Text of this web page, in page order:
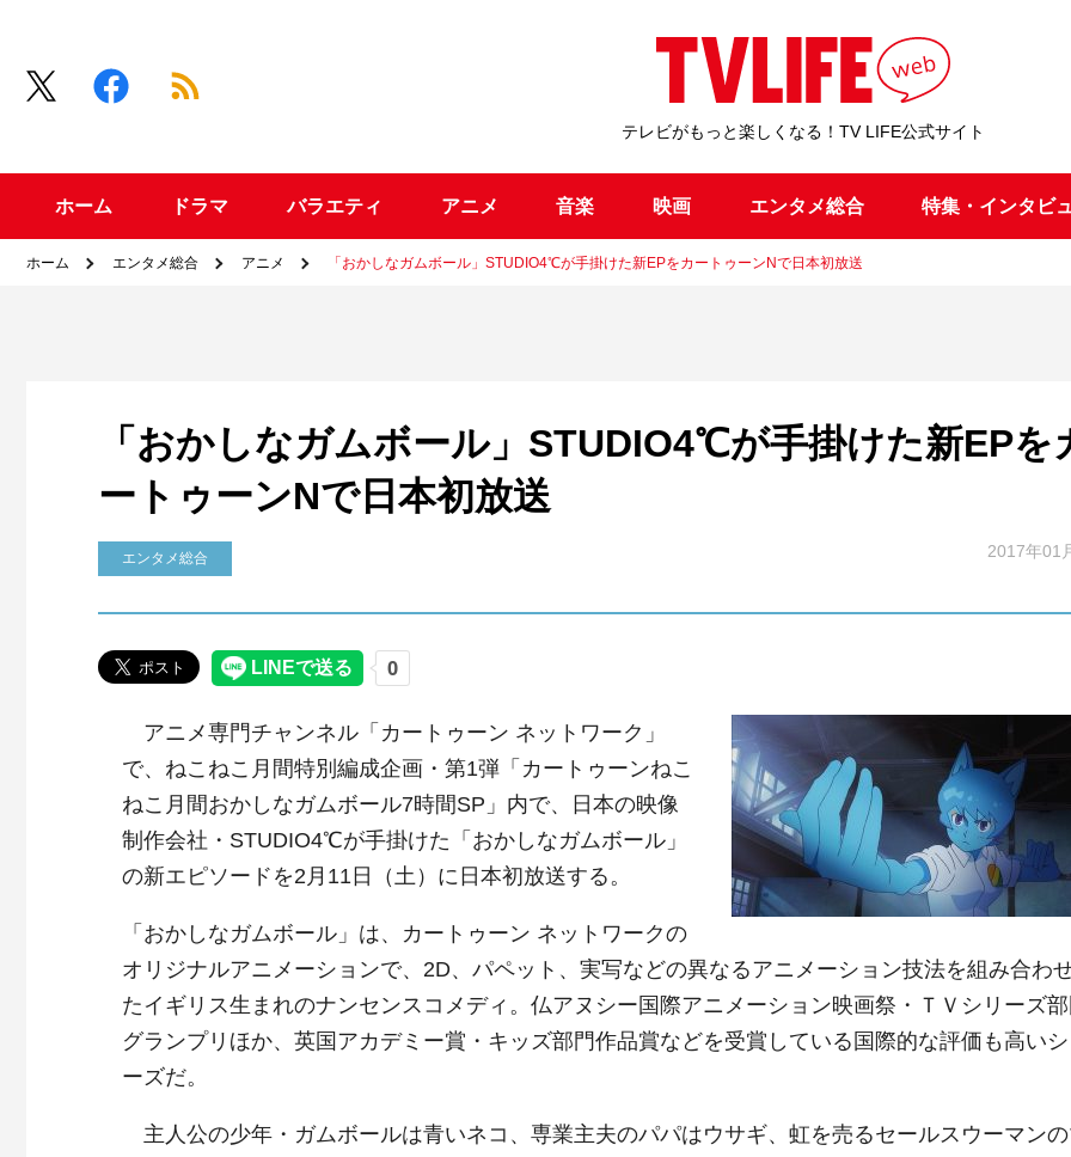
テレビがもっと楽しくなる！TV LIFE公式サイト
ホーム ドラマ バラエティ アニメ 音楽 映画 エンタメ総合 特集・インタビ
ホーム エンタメ総合 アニメ 「おかしなガムボール」STUDIO4℃が手掛けた新EPをカートゥーンNで日本初放送
「おかしなガムボール」STUDIO4℃が手掛けた新EPを
ートゥーンNで日本初放送
エンタメ総合 2017年01
アニメ専門チャンネル「カートゥーン ネットワーク」
で、ねこねこ月間特別編成企画・第1弾「カートゥーンねこ
ねこ月間おかしなガムボール7時間SP」内で、日本の映像
制作会社・STUDIO4℃が手掛けた「おかしなガムボール」
の新エピソードを2月11日（土）に日本初放送する。
「おかしなガムボール」は、カートゥーン ネットワークの
オリジナルアニメーションで、2D、パペット、実写などの異なるアニメーション技法を組み合わ
たイギリス生まれのナンセンスコメディ。仏アヌシー国際アニメーション映画祭・ＴＶシリーズ
グランプリほか、英国アカデミー賞・キッズ部門作品賞などを受賞している国際的な評価も高い
ーズだ。
主人公の少年・ガムボールは青いネコ、専業主夫のパパはウサギ、虹を売るセールスウーマン